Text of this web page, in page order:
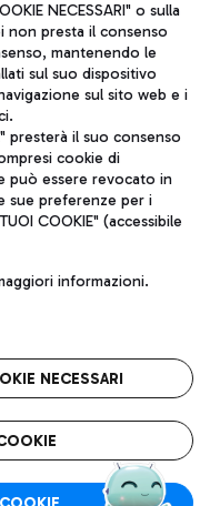
l'aeroporto
con il servizio di taxi a
gustosa in aeroporto
a direzione e
Roma 13032990155 P.
- 00054 Fiumicino (RM)
NECESSARI" o sulla
non presta il consenso
mantenendo le
sul suo dispositivo
sul sito web e i
presterà il suo consenso
cookie di
può essere revocato in
sue preferenze per i
COOKIE" (accessibile
informazioni.
NECESSARI